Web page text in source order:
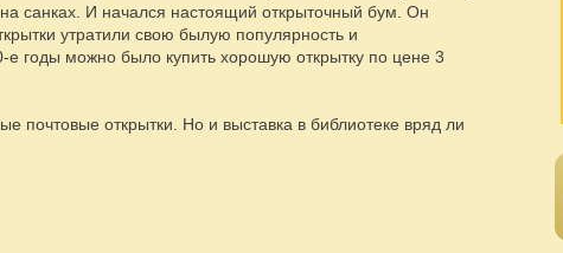
санках. И начался настоящий открыточный бум. Он
утратили свою былую популярность и
е годы можно было купить хорошую открытку по цене 3
почтовые открытки. Но и выставка в библиотеке вряд ли